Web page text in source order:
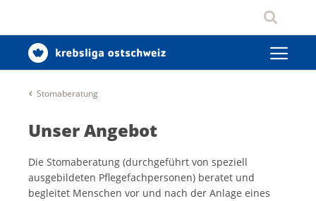
Stomaberatung
Unser Angebot
Die Stomaberatung (durchgeführt von speziell
ausgebildeten Pflegefachpersonen) beratet und
begleitet Menschen vor und nach der Anlage eines